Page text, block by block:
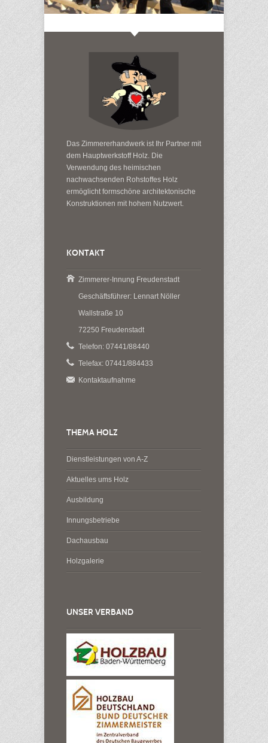
Das Zimmererhandwerk ist Ihr Partner mit
dem Hauptwerkstoff Holz. Die
Verwendung des heimischen
nachwachsenden Rohstoffes Holz
ermöglicht formschöne architektonische
Konstruktionen mit hohem Nutzwert.
KONTAKT
Zimmerer-Innung Freudenstadt
Geschäftsführer: Lennart Nöller
Wallstraße 10
72250 Freudenstadt
Telefon: 07441/88440
Telefax: 07441/884433
Kontaktaufnahme
THEMA HOLZ
Dienstleistungen von A-Z
Aktuelles ums Holz
Ausbildung
Innungsbetriebe
Dachausbau
Holzgalerie
UNSER VERBAND